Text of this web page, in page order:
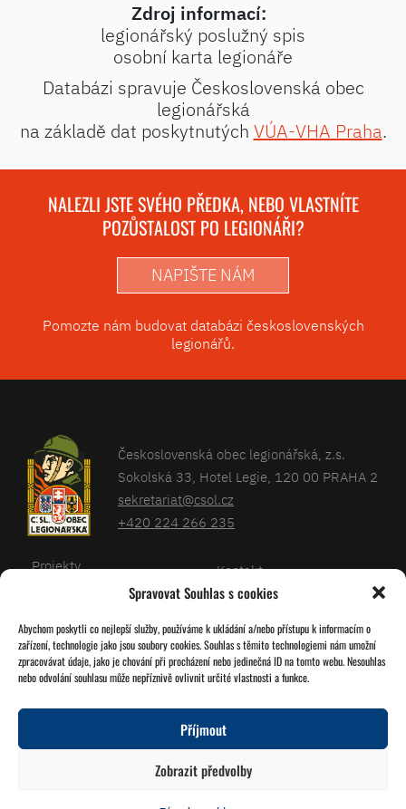
Spravovat Souhlas s cookies
Abychom poskytli co nejlepší služby, používáme k ukládání a/nebo přístupu k informacím o
zařízení, technologie jako jsou soubory cookies. Souhlas s těmito technologiemi nám umožní
zpracovávat údaje, jako je chování při procházení nebo jedinečná ID na tomto webu. Nesouhlas
nebo odvolání souhlasu může nepříznivě ovlivnit určité vlastnosti a funkce.
Příjmout
Zobrazit předvolby
Zdroj informací:
legionářský poslužný spis
osobní karta legionáře
Databázi spravuje Československá obec
legionářská
na základě dat poskytnutých VÚA-VHA Praha.
NALEZLI JSTE SVÉHO PŘEDKA, NEBO VLASTNÍTE
POZŮSTALOST PO LEGIONÁŘI?
NAPIŠTE NÁM
Pomozte nám budovat databázi československých
legionářů.
Československá obec legionářská, z.s.
Sokolská 33, Hotel Legie, 120 00 PRAHA 2
sekretariat@csol.cz
+420 224 266 235
Sledujte nás!
Projekty
Kalendář
O nás
Kontakt
Databáze legionářů
Pro členy
Zásady cookies